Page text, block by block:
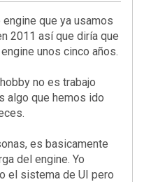
que ya usamos
2011 así que diría que
unos cinco años.
no es trabajo
algo que hemos ido
es basicamente
del engine. Yo
el sistema de UI pero